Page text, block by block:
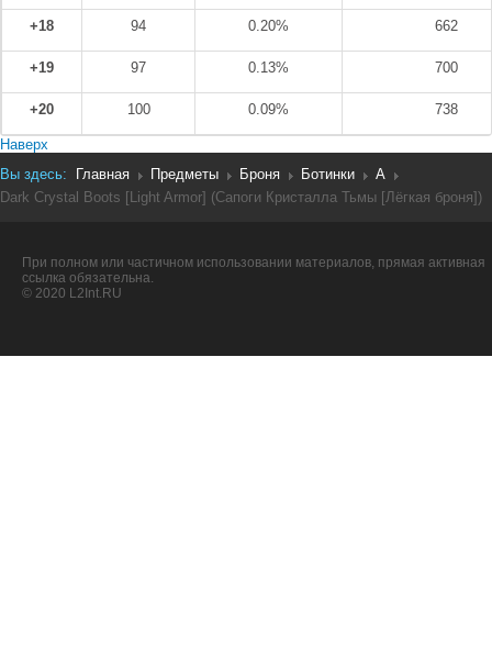
+18 94 0.20% 662
+19 97 0.13% 700
+20 100 0.09% 738
Наверх
Вы здесь:
Главная Предметы Броня Ботинки
A
Dark Crystal Boots [Light Armor] (Сапоги Кристалла Тьмы [Лёгкая броня])
При полном или частичном использовании материалов, прямая активная
ссылка обязательна.
© 2020 L2Int.RU